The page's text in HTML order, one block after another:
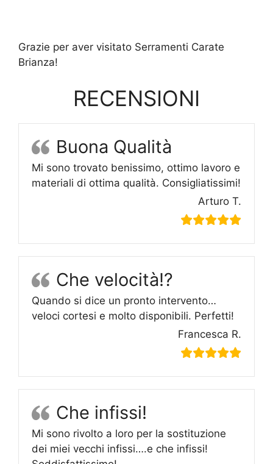
Grazie per aver visitato Serramenti Carate
Brianza!
RECENSIONI
Buona Qualità
Mi sono trovato benissimo, ottimo lavoro e
materiali di ottima qualità. Consigliatissimi!
Arturo T.
Che velocità!?
Quando si dice un pronto intervento…
veloci cortesi e molto disponibili. Perfetti!
Francesca R.
Che infissi!
Mi sono rivolto a loro per la sostituzione
dei miei vecchi infissi….e che infissi!